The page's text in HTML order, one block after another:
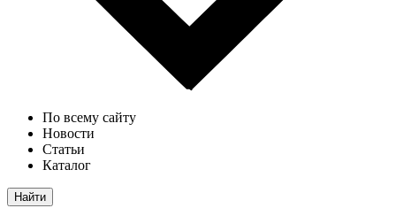
По всему сайту
Новости
Статьи
Каталог
Найти